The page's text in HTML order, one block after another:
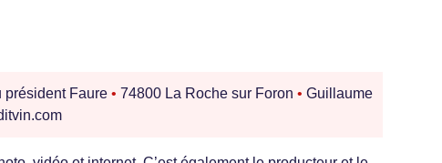
président Faure • 74800 La Roche sur Foron • Guillaume